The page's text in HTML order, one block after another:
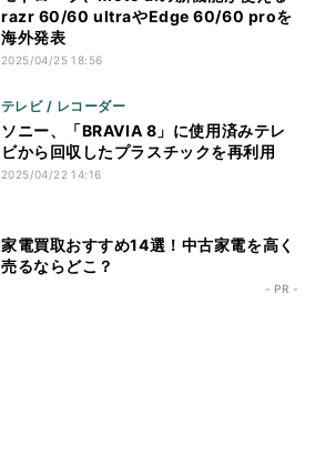
razr 60/60 ultraやEdge 60/60 proを
海外発表
2025/04/25 18:56
テレビ / レコーダー
ソニー、「BRAVIA 8」に使用済みテレ
ビから回収したプラスチックを再利用
2025/04/22 14:16
家電買取おすすめ14選！中古家電を高く
売るならどこ？
- PR -